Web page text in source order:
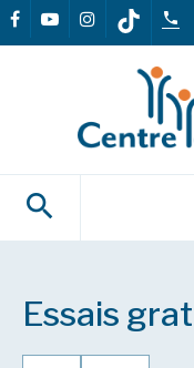
Essais